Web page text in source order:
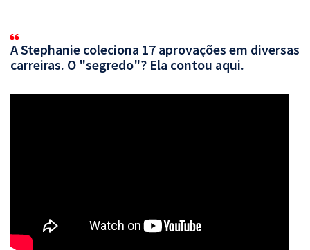
A Stephanie coleciona 17 aprovações em diversas
carreiras. O "segredo"? Ela contou aqui.